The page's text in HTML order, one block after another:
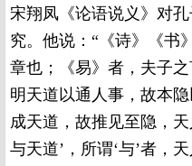
宋翔凤《论语说义》对
究。他说：“《诗》《书
章也；《易》者，夫子
明天道以通人事，故本
成天道，故推见至隐，
与天道’，所谓‘与’者，